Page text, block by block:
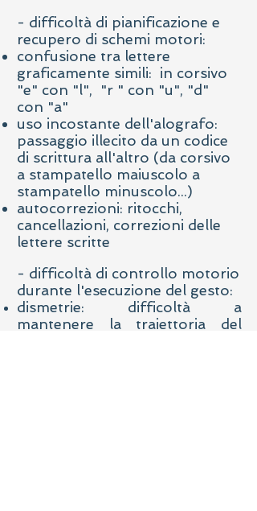
- difficoltà di pianificazione e
recupero di schemi motori:
confusione tra lettere
graficamente simili: in corsivo
"e" con "l", "r " con "u", "d"
con "a"
uso incostante dell'alografo:
passaggio illecito da un codice
di scrittura all'altro (da corsivo
a stampatello maiuscolo a
stampatello minuscolo...)
autocorrezioni: ritocchi,
cancellazioni, correzioni delle
lettere scritte
- difficoltà di controllo motorio
durante l'esecuzione del gesto:
dismetrie: difficoltà a
mantenere la traiettoria del